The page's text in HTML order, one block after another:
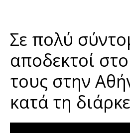
Σε πολύ
αποδεκτοί
τους στην
κατά τη